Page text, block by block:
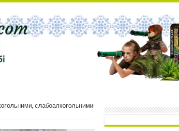
слабоалкогольними